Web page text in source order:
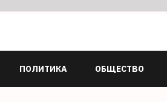
ПОЛИТИКА ОБЩЕСТВО